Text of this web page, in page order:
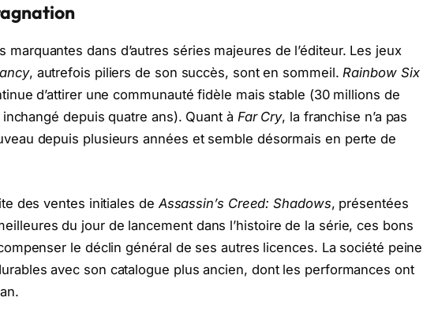
marquantes dans d’autres séries majeures de l’éditeur. Les jeux
, autrefois piliers de son succès, sont en sommeil.Rainbow Six
d’attirer une communauté fidèle mais stable (30 millions de
depuis quatre ans). Quant à Far Cry, la franchise n’a pas
depuis plusieurs années et semble désormais en perte de
des ventes initiales deAssassin’s Creed: Shadows, présentées
du jour de lancement dans l’histoire de la série, ces bons
le déclin général de ses autres licences. La société peine
avec son catalogue plus ancien, dont les performances ont